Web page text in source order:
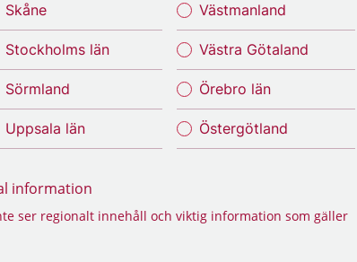
Skåne
Stockholms län
Sörmland
Uppsala län
Västmanland
Västra Götaland
Örebro län
Östergötland
information
ser regionalt innehåll och viktig information som gäller